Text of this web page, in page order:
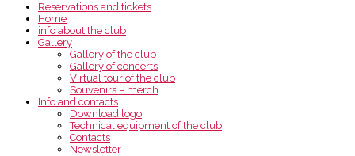
Reservations and tickets
Home
info about the club
Gallery
Gallery of the club
Gallery of concerts
Virtual tour of the club
Souvenirs – merch
Info and contacts
Download logo
Technical equipment of the club
Contacts
Newsletter